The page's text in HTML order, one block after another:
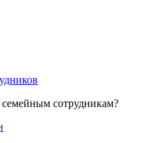
семейным сотрудникам?